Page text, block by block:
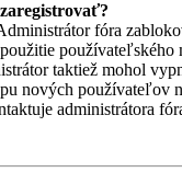
fóra
používateľského
taktiež mohol
nových používateľov
administrátora